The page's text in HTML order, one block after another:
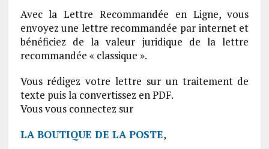
Avec la Lettre Recommandée en Ligne, vous
envoyez une lettre recommandée par internet et
bénéficiez de la valeur juridique de la lettre
recommandée « classique ».
Vous rédigez votre lettre sur un traitement de
texte puis la convertissez en PDF.
Vous vous connectez sur
LA BOUTIQUE DE LA POSTE,